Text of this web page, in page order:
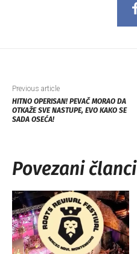
Previous article
HITNO OPERISAN! PEVAČ MORAO DA
OTKAŽE SVE NASTUPE, EVO KAKO SE
SADA OSEĆA!
Povezani članci